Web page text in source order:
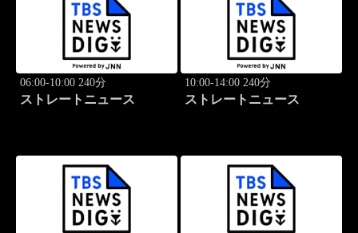
06:00-10:00 240分
ストレートニュース
10:00-14:00 240分
ストレートニュース